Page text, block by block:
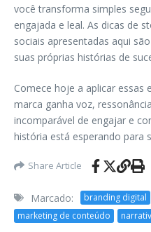
você transforma simples
engajada e leal. As dicas de
sociais apresentadas aqui
suas próprias histórias de
Comece hoje a aplicar essas
marca ganha voz,
incomparável de engajar e
história está esperando para
Share Article
Marcado: branding digital
marketing de conteúdo